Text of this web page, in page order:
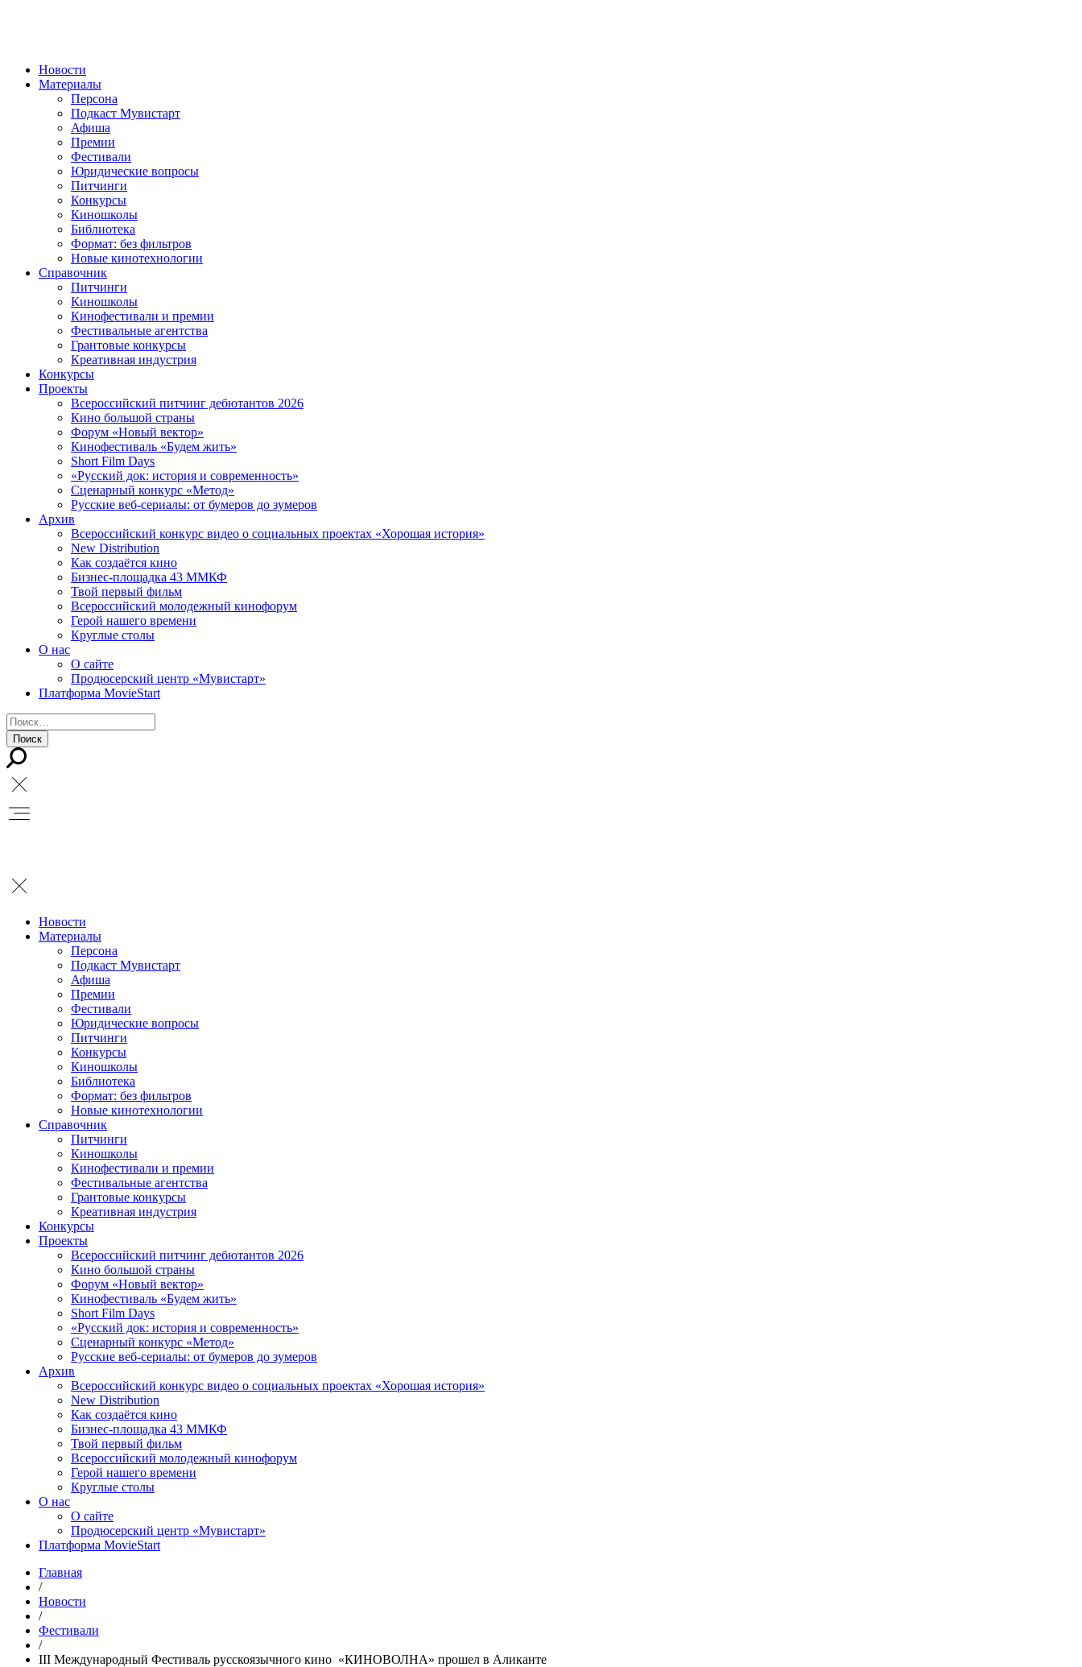
Новости
Материалы
Персона
Подкаст Мувистарт
Афиша
Премии
Фестивали
Юридические вопросы
Питчинги
Конкурсы
Киношколы
Библиотека
Формат: без фильтров
Новые кинотехнологии
Справочник
Питчинги
Киношколы
Кинофестивали и премии
Фестивальные агентства
Грантовые конкурсы
Креативная индустрия
Конкурсы
Проекты
Всероссийский питчинг дебютантов 2026
Кино большой страны
Форум «Новый вектор»
Кинофестиваль «Будем жить»
Short Film Days
«Русский док: история и современность»
Сценарный конкурс «Метод»
Русские веб-сериалы: от бумеров до зумеров
Архив
Всероссийский конкурс видео о социальных проектах «Хорошая история»
New Distribution
Как создаётся кино
Бизнес-площадка 43 ММКФ
Твой первый фильм
Всероссийский молодежный кинофорум
Герой нашего времени
Круглые столы
О нас
О сайте
Продюсерский центр «Мувистарт»
Платформа MovieStart
Новости
Материалы
Персона
Подкаст Мувистарт
Афиша
Премии
Фестивали
Юридические вопросы
Питчинги
Конкурсы
Киношколы
Библиотека
Формат: без фильтров
Новые кинотехнологии
Справочник
Питчинги
Киношколы
Кинофестивали и премии
Фестивальные агентства
Грантовые конкурсы
Креативная индустрия
Конкурсы
Проекты
Всероссийский питчинг дебютантов 2026
Кино большой страны
Форум «Новый вектор»
Кинофестиваль «Будем жить»
Short Film Days
«Русский док: история и современность»
Сценарный конкурс «Метод»
Русские веб-сериалы: от бумеров до зумеров
Архив
Всероссийский конкурс видео о социальных проектах «Хорошая история»
New Distribution
Как создаётся кино
Бизнес-площадка 43 ММКФ
Твой первый фильм
Всероссийский молодежный кинофорум
Герой нашего времени
Круглые столы
О нас
О сайте
Продюсерский центр «Мувистарт»
Платформа MovieStart
Главная
/
Новости
/
Фестивали
/
III Международный Фестиваль русскоязычного кино «КИНОВОЛНА» прошел в Аликанте